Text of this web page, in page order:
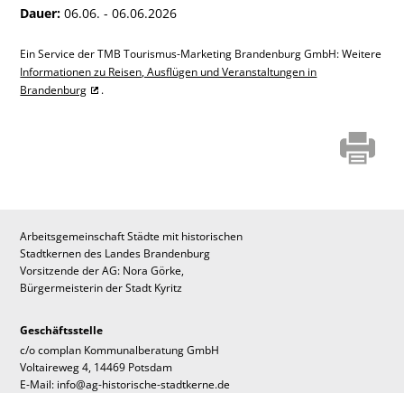
Dauer: 06.06. - 06.06.2026
Ein Service der TMB Tourismus-Marketing Brandenburg GmbH: Weitere
Informationen zu Reisen, Ausflügen und Veranstaltungen in
Brandenburg
.
Arbeitsgemeinschaft Städte mit historischen
Stadtkernen des Landes Brandenburg
Vorsitzende der AG: Nora Görke,
Bürgermeisterin der Stadt Kyritz
Geschäftsstelle
c/o complan Kommunalberatung GmbH
Voltaireweg 4, 14469 Potsdam
E-Mail: info@ag-historische-stadtkerne.de